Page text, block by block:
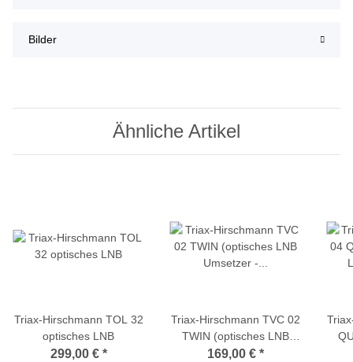
Bilder
Ähnliche Artikel
Triax-Hirschmann TOL 32
optisches LNB
299,00 € *
Triax-Hirschmann TVC 02
TWIN (optisches LNB
Umsetzer - Virtual TWIN-
169,00 € *